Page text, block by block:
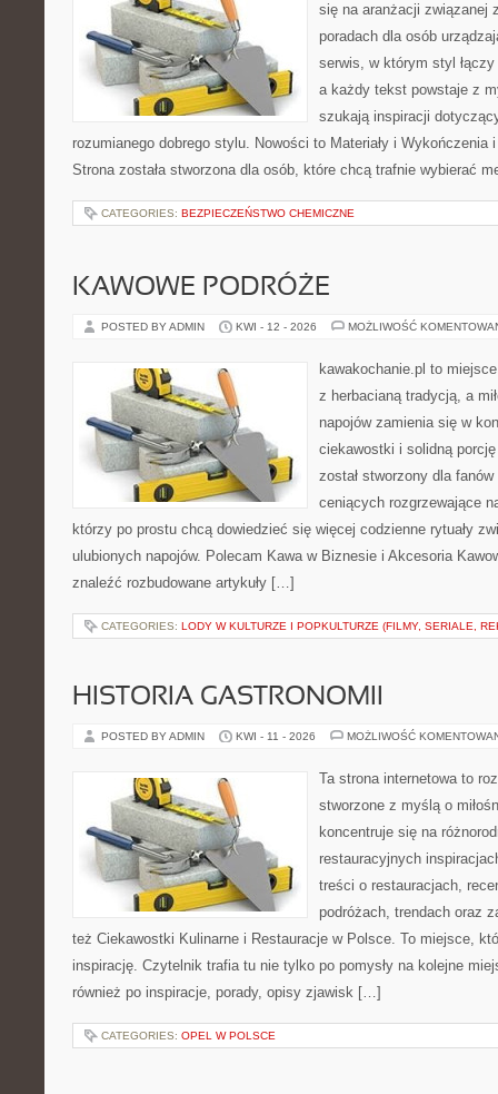
się na aranżacji związanej
poradach dla osób
serwis, w którym styl
a każdy tekst powstaje z
szukają inspiracji
rozumianego dobrego stylu. Nowości to Materiały i Wykończenia
Strona została stworzona dla osób, które chcą trafnie wybierać
CATEGORIES: BEZPIECZEŃSTWO CHEMICZNE
KAWOWE PODRÓŻE
POSTED BY ADMIN KWI - 12 - 2026 MOŻLIWOŚĆ
kawakochanie.pl to
z herbacianą tradycją, a
napojów zamienia się w
ciekawostki i solidną
został stworzony dla
ceniących rozgrzewające
którzy po prostu chcą dowiedzieć się więcej codzienne rytuały
ulubionych napojów. Polecam Kawa w Biznesie i Akcesoria
znaleźć rozbudowane artykuły […]
CATEGORIES: LODY W KULTURZE I POPKULTURZE (FILMY, SERIALE,
HISTORIA GASTRONOMII
POSTED BY ADMIN KWI - 11 - 2026 MOŻLIWOŚĆ
Ta strona internetowa to
stworzone z myślą o
koncentruje się na
restauracyjnych
treści o restauracjach,
podróżach, trendach oraz
też Ciekawostki Kulinarne i Restauracje w Polsce. To miejsce,
inspirację. Czytelnik trafia tu nie tylko po pomysły na kolejne
również po inspiracje, porady, opisy zjawisk […]
CATEGORIES: OPEL W POLSCE